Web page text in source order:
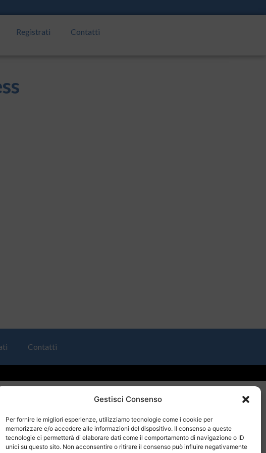
Gestisci Consenso
Per fornire le migliori esperienze, utilizziamo tecnologie come i cookie per
memorizzare e/o accedere alle informazioni del dispositivo. Il consenso a queste
tecnologie ci permetterà di elaborare dati come il comportamento di navigazione o ID
unici su questo sito. Non acconsentire o ritirare il consenso può influire negativamente
Registrati Contatti
Contatti